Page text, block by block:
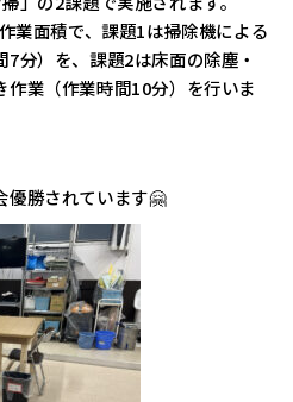
業面積で、課題1は掃除機による
分）を、課題2は床面の除塵・
業（作業時間10分）を行いま
勝されています🤗